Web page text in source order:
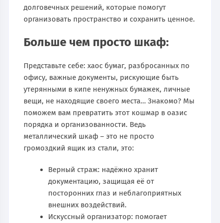
долговечных решений, которые помогут
организовать пространство и сохранить ценное.
Больше чем просто шкаф:
Представьте себе: хаос бумаг, разбросанных по
офису, важные документы, рискующие быть
утерянными в кипе ненужных бумажек, личные
вещи, не находящие своего места… Знакомо? Мы
поможем вам превратить этот кошмар в оазис
порядка и организованности. Ведь
металлический шкаф – это не просто
громоздкий ящик из стали, это:
Верный страж: надёжно хранит
документацию, защищая её от
посторонних глаз и неблагоприятных
внешних воздействий.
Искусcный организатор: помогает